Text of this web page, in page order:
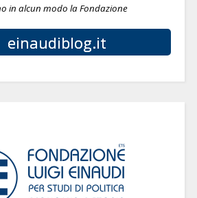
in alcun modo la Fondazione
einaudiblog.it